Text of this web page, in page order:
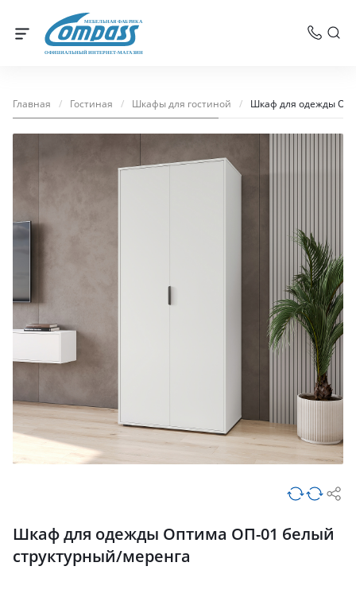
МЕБЕЛЬНАЯ ФАБРИКА
ОФИЦИАЛЬНЫЙ ИНТЕРНЕТ-МАГАЗИН
Главная / Гостиная / Шкафы для гостиной / Шкаф для одежды
Шкаф для одежды Оптима ОП-01 белый
структурный/меренга